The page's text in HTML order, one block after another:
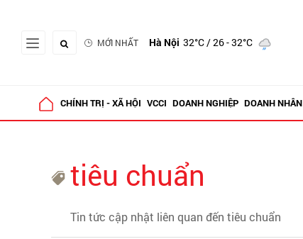
MỚI NHẤT Hà Nội 32°C/ 26 - 32°C
CHÍNH TRỊ - XÃ HỘI VCCI DOANH NGHIỆP DOANH NHÂN
tiêu chuẩn
Tin tức cập nhật liên quan đến tiêu chuẩn